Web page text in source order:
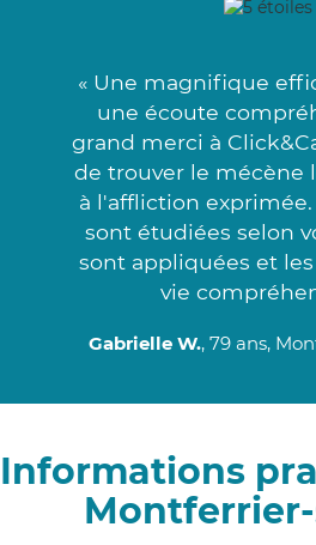
« Une magnifique
une écoute
grand merci à
de trouver le mécène
à l'affliction exprimée.
sont étudiées selon
sont appliquées et
vie
Gabrielle W., 79 ans,
Informations